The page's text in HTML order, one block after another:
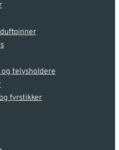
og telysholdere
fyrstikker